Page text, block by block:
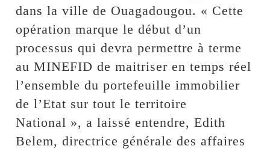
dans la ville de Ouagadougou. « Cette
opération marque le début d’un
processus qui devra permettre à terme
au MINEFID de maitriser en temps réel
l’ensemble du portefeuille immobilier
de l’Etat sur tout le territoire
National », a laissé entendre, Edith
Belem, directrice générale des affaires